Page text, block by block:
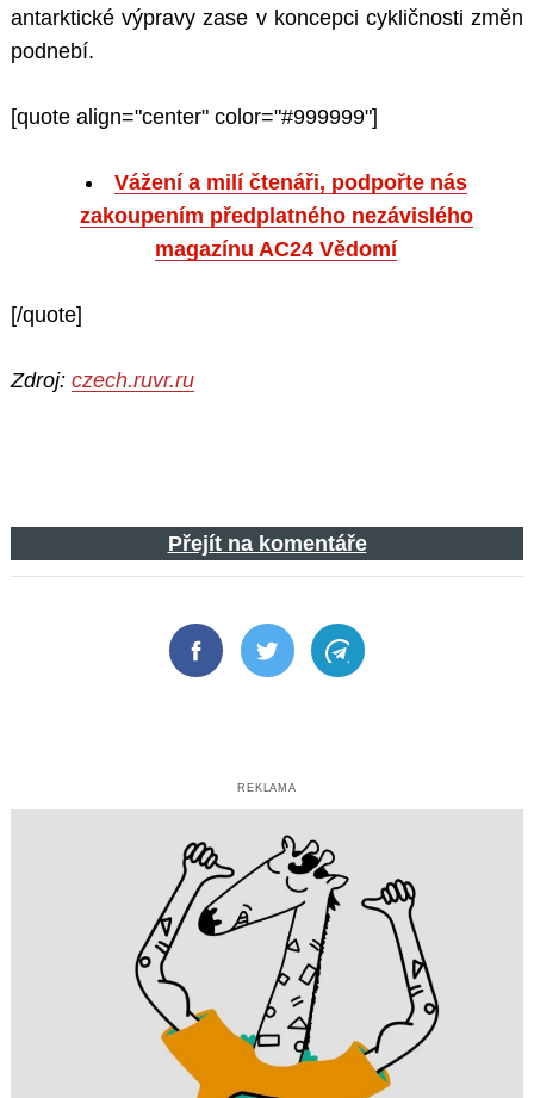
antarktické výpravy zase v koncepci cykličnosti změn
podnebí.
[quote align="center" color="#999999"]
Vážení a milí čtenáři, podpořte nás
zakoupením předplatného nezávislého
magazínu AC24 Vědomí
[/quote]
Zdroj: czech.ruvr.ru
Přejít na komentáře
FacebookTwitter Telegram
REKLAMA